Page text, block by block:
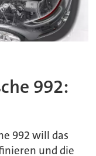
992:
992 will das
und die